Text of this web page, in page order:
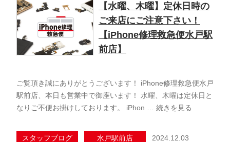
【水曜、木曜】定休日時の
ご来店にご注意下さい！
【iPhone修理救急便水戸駅
前店】
ご覧頂き誠にありがとうございます！ iPhone修理救急便水戸
駅前店、本日も営業中で御座います！ 水曜、木曜は定休日と
なりご不便お掛けしております。 iPhon … 続きを見る
スタッフブログ 水戸駅前店 2024.12.03